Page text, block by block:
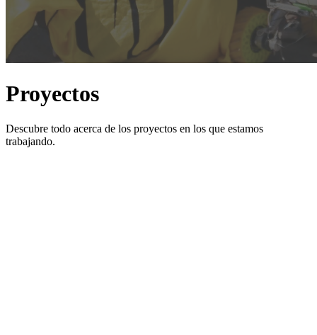
Proyectos
Descubre todo acerca de los proyectos en los que estamos
trabajando.